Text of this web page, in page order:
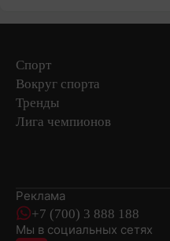
Спорт
Вокруг спорта
Тренды
Лига чемпионов
Реклама
+7 (700) 3 888 188
Мы в социальных сетях